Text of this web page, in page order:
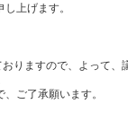
上げます。
ますので、よって、
ご了承願います。